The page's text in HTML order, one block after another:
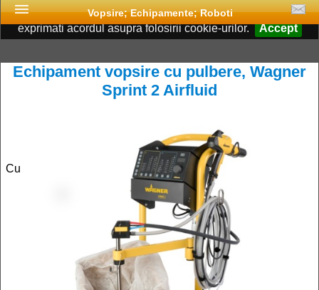
Acest site foloseste cookies. Continuand navigarea, va
exprimati acordul asupra folosirii cookie-urilor.
Accept
Vopsire; Echipamente; Roboti
Echipament vopsire cu pulbere, Wagner
Sprint 2 Airfluid
Cu